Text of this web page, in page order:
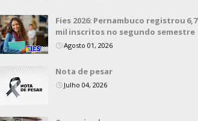
Fies 2026: Pernambuco registrou 6,7
mil inscritos no segundo semestre
Agosto 01, 2026
Nota de pesar
Julho 04, 2026